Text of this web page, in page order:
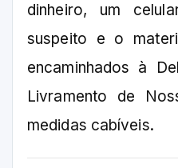
dinheiro, um
suspeito e o
encaminhados à
Livramento de
medidas cabíveis.